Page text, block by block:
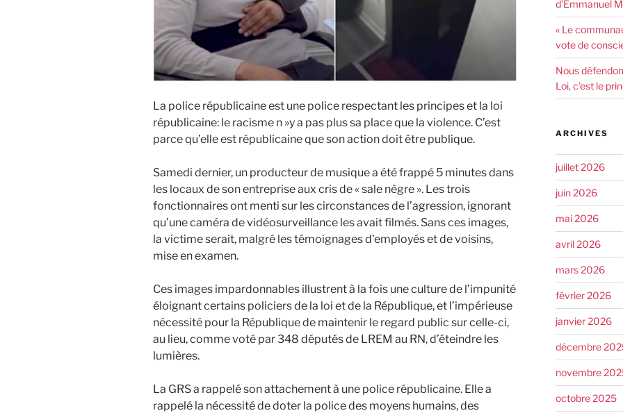
La police républicaine est une police respectant les principes et la loi
républicaine: le racisme n »y a pas plus sa place que la violence. C’est
parce qu’elle est républicaine que son action doit être publique.
Samedi dernier, un producteur de musique a été frappé 5 minutes dans
les locaux de son entreprise aux cris de « sale nègre ». Les trois
fonctionnaires ont menti sur les circonstances de l’agression, ignorant
qu’une caméra de vidéosurveillance les avait filmés. Sans ces images,
la victime serait, malgré les témoignages d’employés et de voisins,
mise en examen.
Ces images impardonnables illustrent à la fois une culture de l’impunité
éloignant certains policiers de la loi et de la République, et l’impérieuse
nécessité pour la République de maintenir le regard public sur celle-ci,
au lieu, comme voté par 348 députés de LREM au RN, d’éteindre les
lumières.
La GRS a rappelé son attachement à une police républicaine. Elle a
rappelé la nécessité de doter la police des moyens humains, des
d’Emmanuel
« Le
vote de
Nous
Loi, c’est le
ARCHIVES
juillet 2026
juin 2026
mai 2026
avril 2026
mars 2026
février 2026
janvier 2026
décembre
novembre
octobre 2025